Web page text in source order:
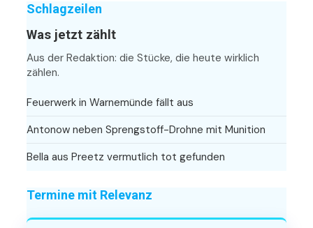
Schlagzeilen
Was jetzt zählt
Aus der Redaktion: die Stücke, die heute wirklich
zählen.
Feuerwerk in Warnemünde fällt aus
Antonow neben Sprengstoff-Drohne mit Munition
Bella aus Preetz vermutlich tot gefunden
Termine mit Relevanz